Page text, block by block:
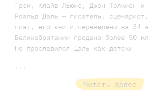
Грэм, Клайв Льюис, Джон Толкиен и
Роальд Даль — писатель,
поэт, его книги переведены на 34
Великобритании продано более 50
Но прославился Даль как детски
...
Читать далее